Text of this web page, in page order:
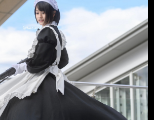
個巨大的彈坑 根據圖斯克辦公室
布的消息，圖斯克已在一次緊急政
：「。」 他補充道：「北約各級
都在了解情況。」 波蘭軍方稱，
布林省塔爾納瓦-科洛尼亞村附近
地區。 波蘭警方 表示，當地居民